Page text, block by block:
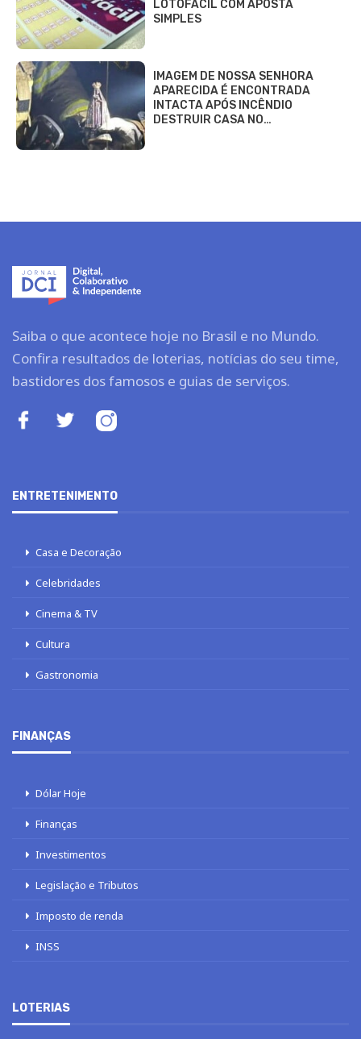
LOTOFÁCIL COM APOSTA
SIMPLES
IMAGEM DE NOSSA SENHORA
APARECIDA É ENCONTRADA
INTACTA APÓS INCÊNDIO
DESTRUIR CASA NO…
Saiba o que acontece hoje no Brasil e no Mundo.
Confira resultados de loterias, notícias do seu time,
bastidores dos famosos e guias de serviços.
ENTRETENIMENTO
Casa e Decoração
Celebridades
Cinema & TV
Cultura
Gastronomia
FINANÇAS
Dólar Hoje
Finanças
Investimentos
Legislação e Tributos
Imposto de renda
INSS
LOTERIAS